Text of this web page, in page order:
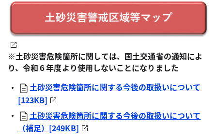
※土砂災害危険箇所に関しては、国土交通省の通知によ
り、令和６年度より使用しないことになりました
土砂災害危険箇所に関する今後の取扱いについて
[123KB]
土砂災害危険箇所に関する今後の取扱いについて
（補足）[249KB]